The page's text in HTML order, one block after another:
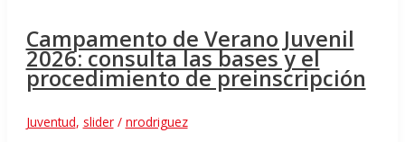
Campamento de Verano Juvenil
2026: consulta las bases y el
procedimiento de preinscripción
Juventud, slider/ nrodriguez